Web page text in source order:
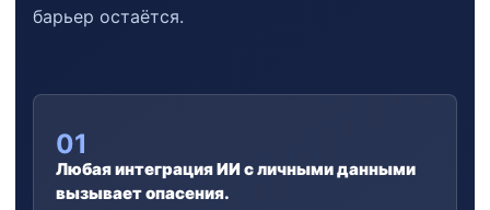
барьер остаётся.
01
Любая интеграция ИИ с личными данными
вызывает опасения.